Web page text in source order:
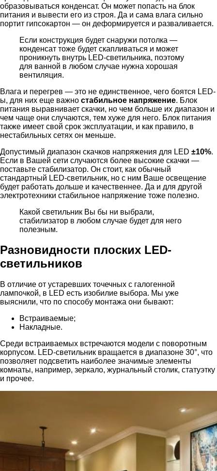
образовываться конденсат. Он может попасть на блок
питания и вывести его из строя. Да и сама влага сильно
портит гипсокартон — он деформируется и разваливается.
Если конструкция будет снаружи потолка —
конденсат тоже будет скапливаться и может
проникнуть внутрь LED-светильника, поэтому
для ванной в любом случае нужна хорошая
вентиляция.
Влага и перегрев — это не единственное, чего боятся LED-
ы, для них еще важно стабильное напряжение. Блок
питания выравнивает скачки, но чем больше их диапазон и
чем чаще они случаются, тем хуже для него. Блок питания
также имеет свой срок эксплуатации, и как правило, в
нестабильных сетях он меньше.
Допустимый диапазон скачков напряжения для LED ±10%.
Если в Вашей сети случаются более высокие скачки —
поставьте стабилизатор. Он стоит, как обычный
стандартный LED-светильник, но с ним Ваше освещение
будет работать дольше и качественнее. Да и для другой
электротехники стабильное напряжение тоже полезно.
Какой светильник Вы бы ни выбрали,
стабилизатор в любом случае будет для него
полезным.
Разновидности плоских LED-
светильников
В отличие от устаревших точечных с галогенной
лампочкой, в LED есть изобилие выбора. Мы уже
выяснили, что по способу монтажа они бывают:
Встраиваемые;
Накладные.
Среди встраиваемых встречаются модели с поворотным
корпусом. LED-светильник вращается в диапазоне 30°, что
позволяет подсветить наиболее значимые элементы
комнаты, например, зеркало, журнальный столик, статуэтку
и прочее.